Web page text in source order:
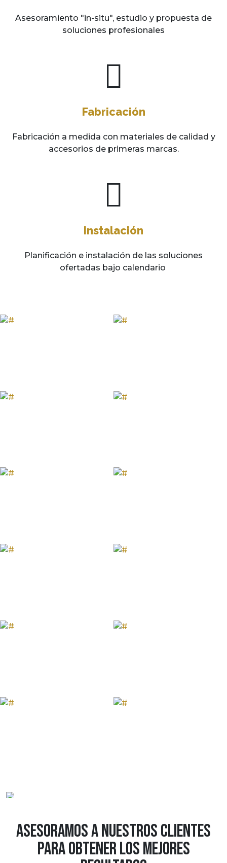
Asesoramiento "in-situ", estudio y propuesta de
soluciones profesionales
Fabricación
Fabricación a medida con materiales de calidad y
accesorios de primeras marcas.
Instalación
Planificación e instalación de las soluciones
ofertadas bajo calendario
Asesoramos a nuestros clientes
para obtener los mejores